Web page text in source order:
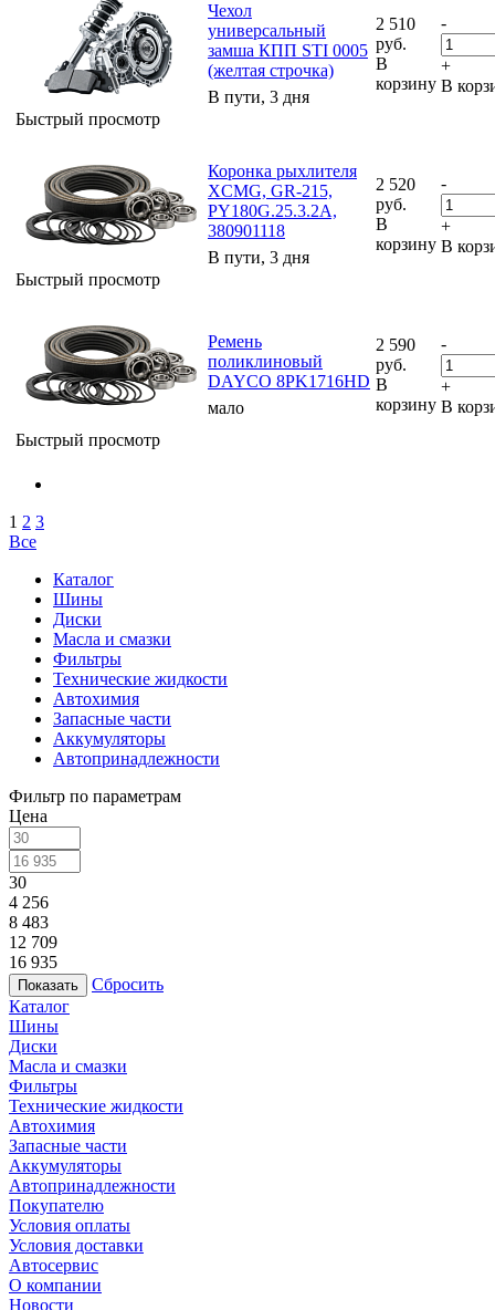
Быстрый просмотр
Чехол
универсальный
замша КПП STI 0005
(желтая строчка)
В пути, 3 дня
2 510
руб.
В
корзину
-
+
В
Быстрый просмотр
Коронка рыхлителя
XCMG, GR-215,
PY180G.25.3.2A,
380901118
В пути, 3 дня
2 520
руб.
В
корзину
-
+
В
Быстрый просмотр
Ремень
поликлиновый
DAYCO 8PK1716HD
мало
2 590
руб.
В
корзину
-
+
В
1 2 3
Все
Каталог
Шины
Диски
Масла и смазки
Фильтры
Технические жидкости
Автохимия
Запасные части
Аккумуляторы
Автопринадлежности
Фильтр по параметрам
Цена
30
4 256
8 483
12 709
16 935
Сбросить
Каталог
Шины
Диски
Масла и смазки
Фильтры
Технические жидкости
Автохимия
Запасные части
Аккумуляторы
Автопринадлежности
Покупателю
Условия оплаты
Условия доставки
Автосервис
О компании
Новости